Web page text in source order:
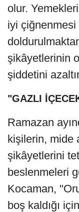
olur.
iyi çiğnenmesi
şikâyetlerinin
şiddetini
"GAZLI
Ramazan
kişilerin, mide
şikâyetlerini
beslenmeleri
Kocaman,
boş kaldığı